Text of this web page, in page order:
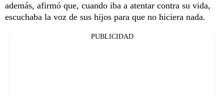
además, afirmó que, cuando iba a atentar contra su vida,
escuchaba la voz de sus hijos para que no hiciera nada.
PUBLICIDAD